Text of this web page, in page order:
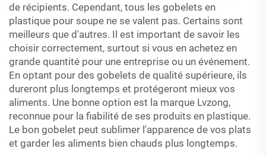
de récipients. Cependant, tous les gobelets en
plastique pour soupe ne se valent pas. Certains sont
meilleurs que d'autres. Il est important de savoir les
choisir correctement, surtout si vous en achetez en
grande quantité pour une entreprise ou un événement.
En optant pour des gobelets de qualité supérieure, ils
dureront plus longtemps et protégeront mieux vos
aliments. Une bonne option est la marque Lvzong,
reconnue pour la fiabilité de ses produits en plastique.
Le bon gobelet peut sublimer l'apparence de vos plats
et garder les aliments bien chauds plus longtemps.